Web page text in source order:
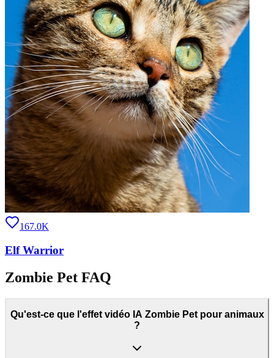
167.0K
Elf Warrior
Zombie Pet FAQ
Qu'est-ce que l'effet vidéo IA Zombie Pet pour animaux
?